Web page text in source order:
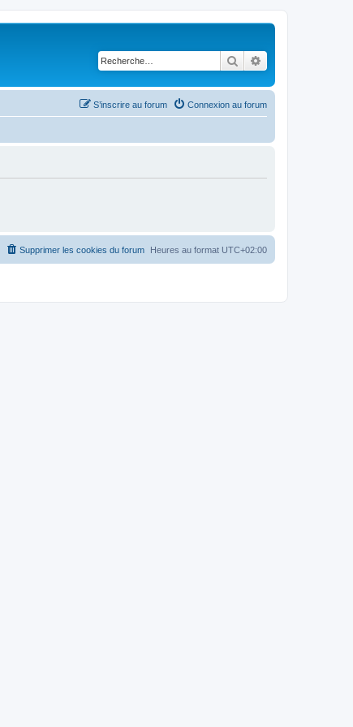
Rechercher
Connexion au forum
S’inscrire au forum
Heures au format UTC+02:00
Supprimer les cookies du forum